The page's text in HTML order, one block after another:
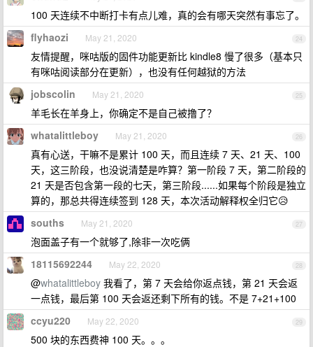
100 天连续不中断打卡有点儿难，真的会有哪天突然有事忘了。
24
flyhaozi May 21, 2020
友情提醒，咪咕版的固件功能更新比 kindle8 慢了很多（基本只
有咪咕阅读部分在更新），也没有任何越狱的方法
25
jobscolin May 21, 2020
羊毛长在羊身上，你确定不是自己被撸了？
26
whatalittleboy May 21, 2020
真有心送，干嘛不是累计 100 天，而且连续 7 天、21 天、100
天，这三阶段，也没说清楚是咋算？第一阶段 7 天，第二阶段的
21 天是否包含第一段的七天，第三阶段......如果每个阶段是独立
算的，那总共得连续签到 128 天，本次活动解释权全归它😥
27
souths May 21, 2020
泡面盖子有一个就够了,除非一次吃俩
28
18115692244 May 22, 2020
@whatalittleboy 我看了，第 7 天会给你返点钱，第 21 天会返
一点钱，最后第 100 天会返还剩下所有的钱。不是 7+21+100
29
ccyu220 May 22, 2020
500 块的东西费神 100 天。。。